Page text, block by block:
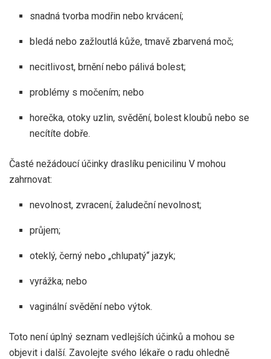
snadná tvorba modřin nebo krvácení;
bledá nebo zažloutlá kůže, tmavě zbarvená moč;
necitlivost, brnění nebo pálivá bolest;
problémy s močením; nebo
horečka, otoky uzlin, svědění, bolest kloubů nebo se
necítíte dobře.
Časté nežádoucí účinky draslíku penicilinu V mohou
zahrnovat:
nevolnost, zvracení, žaludeční nevolnost;
průjem;
oteklý, černý nebo „chlupatý“ jazyk;
vyrážka; nebo
vaginální svědění nebo výtok.
Toto není úplný seznam vedlejších účinků a mohou se
objevit i další. Zavolejte svého lékaře o radu ohledně